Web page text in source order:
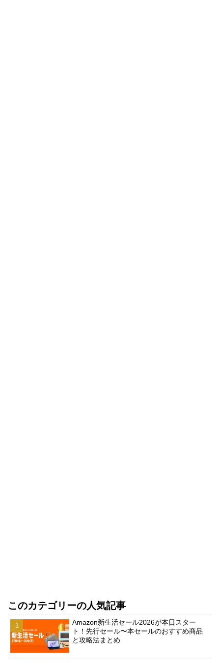
このカテゴリーの人気記事
Amazon新生活セール2026が本日スター
ト！先行セール〜本セールのおすすめ商品
と攻略法まとめ